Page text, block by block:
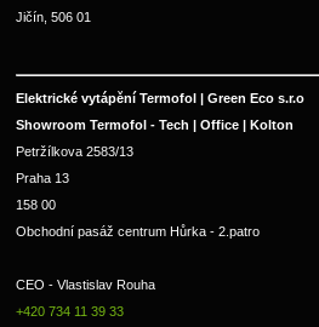
Jičín, 506 01
Elektrické vytápění Termofol | Green Eco s.r.o
Showroom Termofol - Tech | Office | Kolton
Petržílkova 2583/13
Praha 13
158 00
Obchodní pasáž centrum Hůrka - 2.patro
CEO - Vlastislav Rouha
+420 734 11 39 33